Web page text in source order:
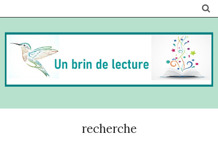
recherche